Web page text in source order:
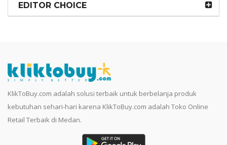
EDITOR CHOICE
KlikToBuy.com adalah solusi terbaik untuk berbelanja produk
kebutuhan sehari-hari karena KlikToBuy.com adalah Toko Online
Retail Terbaik di Medan.